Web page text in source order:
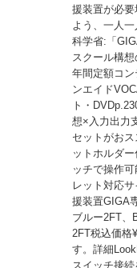
援装置が必
よう、一人
科学省:「
スクール構
年間定額コ
ンエイド
ト・
想×入力出力
セットがお
ットホルダ
ッチで操作
レット対応
援装置GIGA
ブルー2FT、
2FT税込価格
す。詳細
スイッチ接